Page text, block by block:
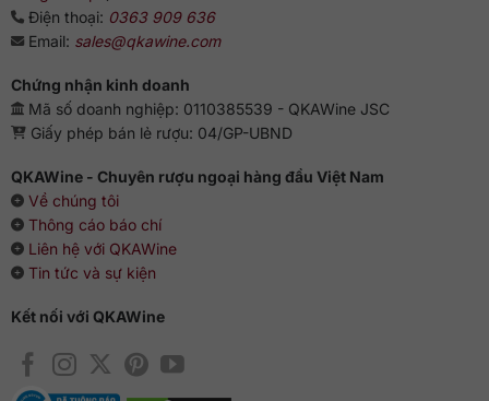
Điện thoại: 0363 909 636
Email: sales@qkawine.com
Chứng nhận kinh doanh
Mã số doanh nghiệp: 0110385539 - QKAWine JSC
Giấy phép bán lẻ rượu: 04/GP-UBND
QKAWine - Chuyên rượu ngoại hàng đầu Việt Nam
Về chúng tôi
Thông cáo báo chí
Liên hệ với QKAWine
Tin tức và sự kiện
Kết nối với QKAWine